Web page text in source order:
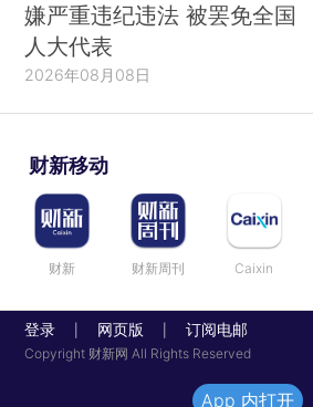
嫌严重违纪违法 被罢免全国
人大代表
2026年08月08日
财新移动
财新 财新周刊 Caixin
登录 网页版 订阅电邮
Copyright 财新网 All Rights Reserved
App 内打开